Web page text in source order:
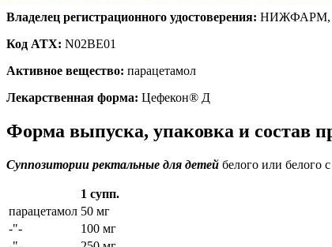
Владелец регистрационного удостоверения: НИЖФАРМ,
Код ATX: N02BE01
Активное вещество: парацетамол
Лекарственная форма: Цефекон® Д
Форма выпуска, упаковка и состав
Суппозитории ректальные для детей белого или белого
1 супп.
парацетамол 50 мг
-"-
100 мг